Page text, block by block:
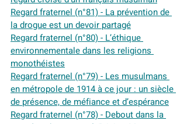
Regard fraternel (n°81) - La prévention de
la drogue est un devoir partagé
Regard fraternel (n°80) - L’éthique
environnementale dans les religions
monothéistes
Regard fraternel (n°79) - Les musulmans
en métropole de 1914 à ce jour : un siècle
de présence, de méfiance et d’espérance
Regard fraternel (n°78) - Debout dans la